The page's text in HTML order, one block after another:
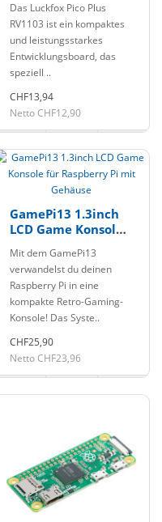
128MB Flash und
Ethernet
Das Luckfox Pico Plus
RV1103 ist ein kompaktes
und leistungsstarkes
Entwicklungsboard, das
speziell ..
CHF13,94
Netto CHF12,90
GamePi13 1.3inch
LCD Game Konsole
mit Gehäuse
Mit dem GamePi13
verwandelst du deinen
Raspberry Pi in eine
kompakte Retro-Gaming-
Konsole! Das Syste..
CHF25,90
Netto CHF23,96